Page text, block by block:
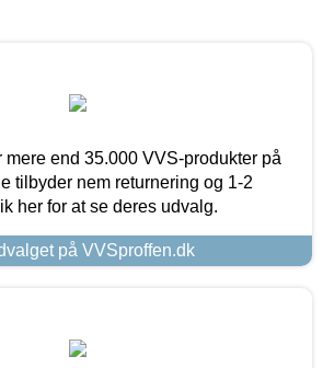
mere end 35.000 VVS-produkter på
tilbyder nem returnering og 1-2
her for at se deres udvalg.
på VVSproffen.dk